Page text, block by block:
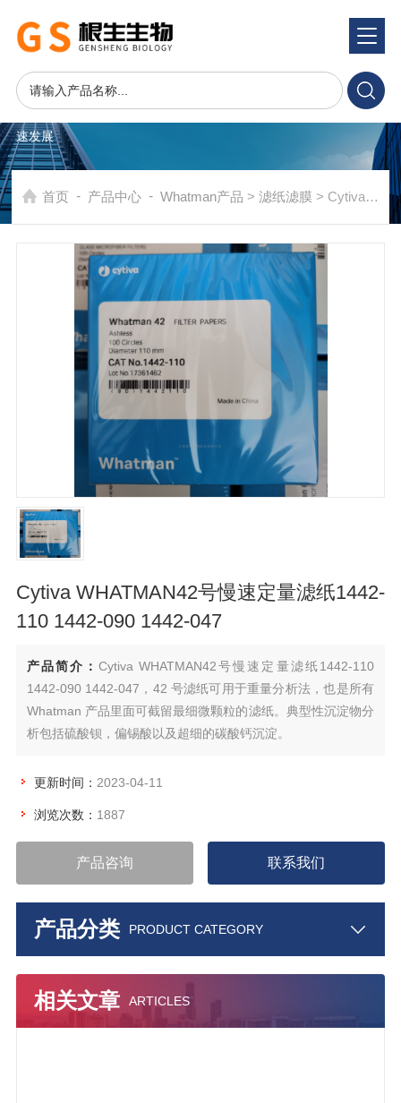
产品系统 PRODUCTS SYSTEM
速发展
首页 - 产品中心 - Whatman产品 >滤纸滤膜 > Cytiva WHATMAN42号慢速定量滤纸1442-110 1442-090 1442-047
Cytiva WHATMAN42号慢速定量滤纸1442-
110 1442-090 1442-047
产品简介： Cytiva WHATMAN42号慢速定量滤纸1442-110
1442-090 1442-047，42 号滤纸可用于重量分析法，也是所有
Whatman 产品里面可截留最细微颗粒的滤纸。典型性沉淀物分
析包括硫酸钡，偏锡酸以及超细的碳酸钙沉淀。
更新时间： 2023-04-11
浏览次数： 1887
产品咨询 联系我们
产品分类 PRODUCT CATEGORY
相关文章 ARTICLES